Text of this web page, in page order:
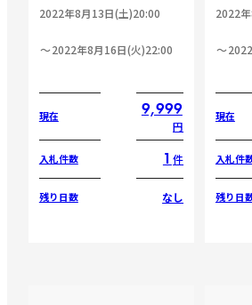
2022年8月13日(土)20:00
2022年8月16日(火)22:00
現在 9,999
円
入札件数 1 件
残り日数 なし
2022
現在
入札件
残り日